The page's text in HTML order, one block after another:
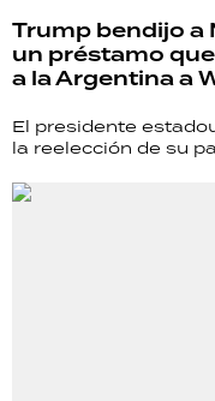
Trump bendijo a
un préstamo
a la Argentina a
El presidente
la reelección de su
RECETAS
PALABRAS